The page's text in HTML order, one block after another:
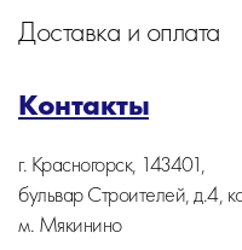
Доставка и оплата
Контакты
г. Красногорск, 143401,
бульвар Строителей, д.4,
м. Мякинино